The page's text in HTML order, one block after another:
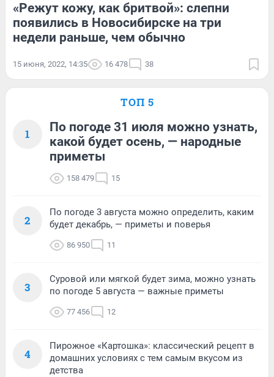
«Режут кожу, как бритвой»: слепни
появились в Новосибирске на три
недели раньше, чем обычно
15 июня, 2022, 14:35 16 478 38
ТОП 5
1
По погоде 31 июля можно узнать,
какой будет осень, — народные
приметы
158 479 15
2
По погоде 3 августа можно определить, каким
будет декабрь, — приметы и поверья
86 950 11
3
Суровой или мягкой будет зима, можно узнать
по погоде 5 августа — важные приметы
77 456 12
4
Пирожное «Картошка»: классический рецепт в
домашних условиях с тем самым вкусом из
детства